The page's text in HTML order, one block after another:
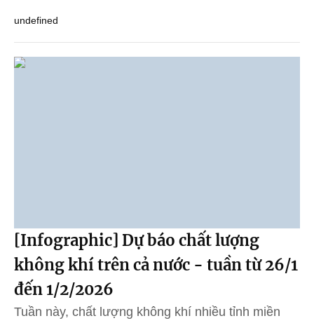
undefined
[Infographic] Dự báo chất lượng
không khí trên cả nước - tuần từ 26/1
đến 1/2/2026
Tuần này, chất lượng không khí nhiều tỉnh miền